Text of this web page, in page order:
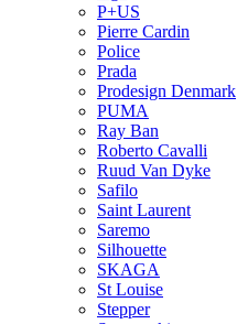
P+US
Pierre Cardin
Police
Prada
Prodesign Denmark
PUMA
Ray Ban
Roberto Cavalli
Ruud Van Dyke
Safilo
Saint Laurent
Saremo
Silhouette
SKAGA
St Louise
Stepper